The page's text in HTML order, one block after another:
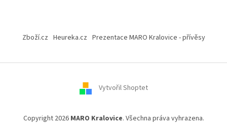
Zboží.cz Heureka.cz Prezentace MARO Kralovice - přívěsy
Vytvořil Shoptet
Copyright 2026 MARO Kralovice. Všechna práva vyhrazena.